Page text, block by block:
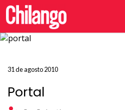
31 de agosto 2010
Portal